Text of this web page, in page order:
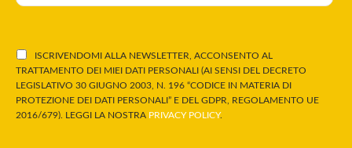
ISCRIVENDOMI ALLA NEWSLETTER, ACCONSENTO AL
TRATTAMENTO DEI MIEI DATI PERSONALI (AI SENSI DEL DECRETO
LEGISLATIVO 30 GIUGNO 2003, N. 196 “CODICE IN MATERIA DI
PROTEZIONE DEI DATI PERSONALI” E DEL GDPR, REGOLAMENTO UE
2016/679). LEGGI LA NOSTRA PRIVACY POLICY.